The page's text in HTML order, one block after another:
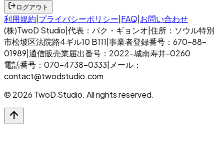
ログアウト
利用規約 プライバシーポリシー FAQ お問い合わせ
(株)TwoD Studio 代表：パク・ギョンオ 住所：ソウル特別
市松坡区法院路4ギル10 B111 事業者登録番号：670-88-
01989 通信販売業届出番号：2022-城南寿井-0260
電話番号：070-4738-0333 メール：
contact@twodstudio.com
© 2026 TwoD Studio. All rights reserved.